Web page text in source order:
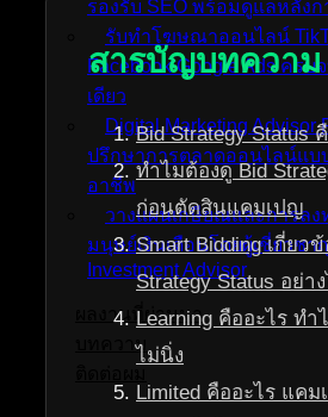
รองรับ SEO พร้อมดูแลหลังก
รับทำโฆษณาออนไลน์
Facebook Google Ads ครบ
เดียว
Digital Marketing Advisor
ปรึกษาการตลาดออนไลน์แบ
อาชีพ
วางแผนเกษียณและการลง
มนุษย์เงินเดือนโดยผู้เชี่ยวชา
Investment Advisor
ผลงานที่ผ่านมา
บทความ
สารบัญบทความ
Bid Strategy Status
ทำไมต้องดู Bid
ก่อนตัดสินแคมเปญ
Smart Bidding เกี่ยว
Strategy Status อย่า
Learning คืออะไร ทำ
ไม่นิ่ง
Limited คืออะไร แค